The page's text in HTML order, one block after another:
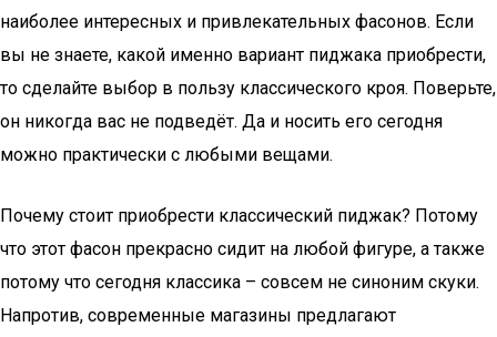
наиболее интересных и привлекательных фасонов. Если
вы не знаете, какой именно вариант пиджака приобрести,
то сделайте выбор в пользу классического кроя. Поверьте,
он никогда вас не подведёт. Да и носить его сегодня
можно практически с любыми вещами.
Почему стоит приобрести классический пиджак? Потому
что этот фасон прекрасно сидит на любой фигуре, а также
потому что сегодня классика – совсем не синоним скуки.
Напротив, современные магазины предлагают